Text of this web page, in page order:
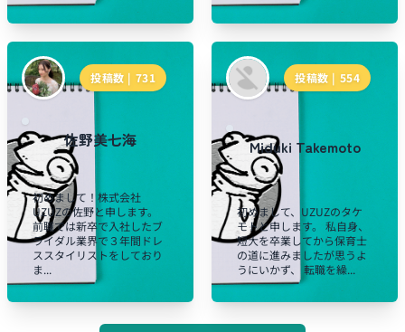
投稿数 | 731
佐野美七海
初めまして！株式会社
UZUZの佐野と申します。
前職では新卒で入社したブ
ライダル業界で３年間ドレ
ススタイリストをしており
ま...
投稿数 | 554
Miduki Takemoto
初めまして、UZUZのタケ
モトと申します。 私自身、
短大を卒業してから保育士
の道に進みましたが思うよ
うにいかず、 転職を繰...